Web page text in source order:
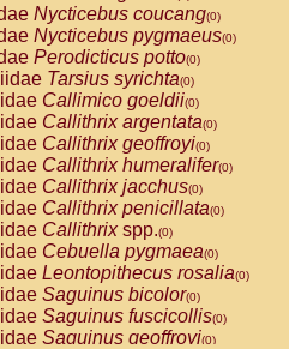
Nycticebus coucang(0)
Nycticebus pygmaeus(0)
Perodicticus potto(0)
Tarsius syrichta(0)
Callimico goeldii(0)
Callithrix argentata(0)
Callithrix geoffroyi(0)
Callithrix humeralifer(0)
Callithrix jacchus(0)
Callithrix penicillata(0)
Callithrixspp.(0)
Cebuella pygmaea(0)
Leontopithecus rosalia(0)
Saguinus bicolor(0)
Saguinus fuscicollis(0)
Saguinus geoffroyi(0)